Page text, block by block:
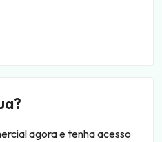
agora e tenha acesso